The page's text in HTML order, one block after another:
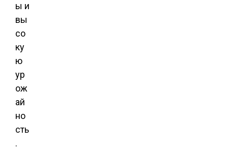
ы и
вы
со
ку
ю
ур
ож
ай
но
сть
.